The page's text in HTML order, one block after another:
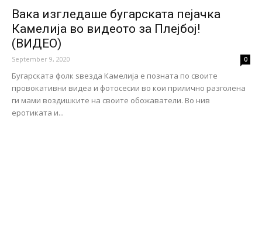
Вака изгледаше бугарската пејачка
Камелија во видеото за Плејбој!
(ВИДЕО)
September 9, 2020 0
Бугарската фолк ѕвезда Камелија е позната по своите
провокативни видеа и фотосесии во кои прилично разголена
ги мами воздишките на своите обожаватели. Во нив
еротиката и...